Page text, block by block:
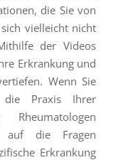
die Sie von
vielleicht nicht
der Videos
Erkrankung und
Wenn Sie
Praxis Ihrer
auf die Fragen
Erkrankung